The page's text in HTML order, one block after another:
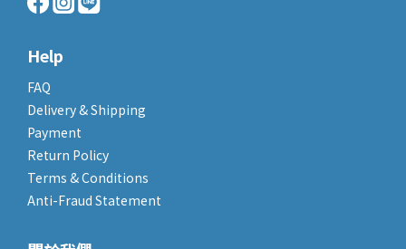
Help
FAQ
Delivery & Shipping
Payment
Return Policy
Terms & Conditions
Anti-Fraud Statement